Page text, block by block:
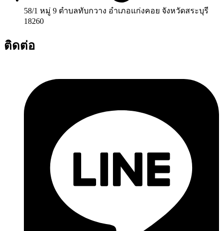
58/1 หมู่ 9 ตำบลทับกวาง อำเภอแก่งคอย จังหวัดสระบุรี
18260
ติดต่อ